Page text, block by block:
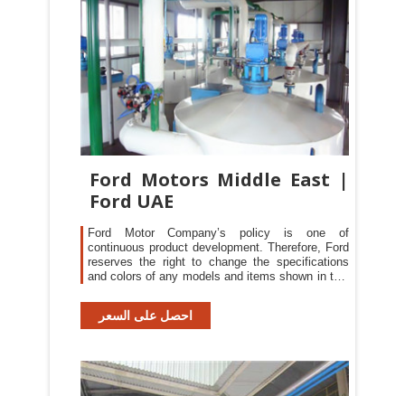
Ford Motors Middle East |
Ford UAE
Ford Motor Company’s policy is one of
continuous product development. Therefore, Ford
reserves the right to change the specifications
and colors of any models and items shown in this
احصل على السعر